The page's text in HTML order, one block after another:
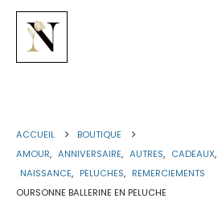
ACCUEIL
BOUTIQUE
AMOUR, ANNIVERSAIRE, AUTRES, CADEAUX,
NAISSANCE, PELUCHES, REMERCIEMENTS
OURSONNE BALLERINE EN PELUCHE